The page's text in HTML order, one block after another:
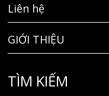
Liên hệ
GIỚI THIỆU
TÌM KIẾM